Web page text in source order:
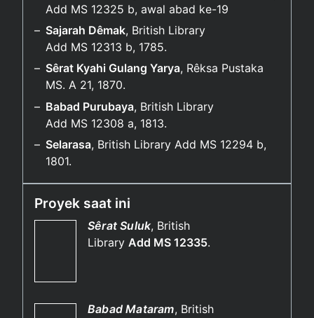
Add MS 12325 b, awal abad ke-⁠19
Sajarah Dêmak, British Library
Add MS 12313 b, 1785.
Sêrat Kyahi Gulang Yarya, Rêksa Pustaka
MS. A 21, 1870.
Babad Purubaya, British Library
Add MS 12308 a, 1813.
Selarasa, British Library Add MS 12294 b,
1801.
Proyek saat ini
Sêrat Suluk, British
Library Add MS 12335.
Babad Mataram, British